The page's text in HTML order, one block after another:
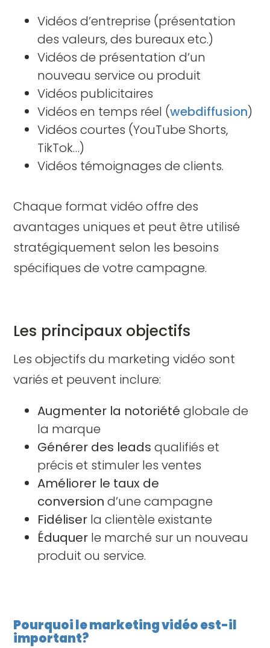
Vidéos d’entreprise (présentation
des valeurs, des bureaux etc.)
Vidéos de présentation d’un
nouveau service ou produit
Vidéos publicitaires
Vidéos en temps réel (webdiffusion)
Vidéos courtes (YouTube Shorts,
TikTok…)
Vidéos témoignages de clients.
Chaque format vidéo offre des
avantages uniques et peut être utilisé
stratégiquement selon les besoins
spécifiques de votre campagne.
Les principaux objectifs
Les objectifs du marketing vidéo sont
variés et peuvent inclure:
Augmenter la notoriété globale de
la marque
Générer des leads qualifiés et
précis et stimuler les ventes
Améliorer le taux de
conversion d’une campagne
Fidéliser la clientèle existante
Éduquer le marché sur un nouveau
produit ou service.
Pourquoi le marketing vidéo est-il
important?